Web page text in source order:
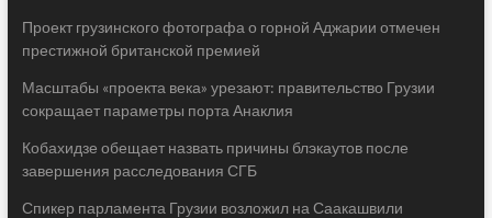
Проект грузинского фотографа о горной Аджарии отмечен
престижной британской премией
Масштабы «проекта века» урезают: правительство Грузии
сокращает параметры порта Анаклия
Кобахидзе обещает назвать причины блэкаутов после
завершения расследования СГБ
Спикер парламента Грузии возложил на Саакашвили